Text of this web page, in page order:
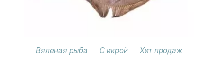
Вяленая рыба С икрой Хит продаж